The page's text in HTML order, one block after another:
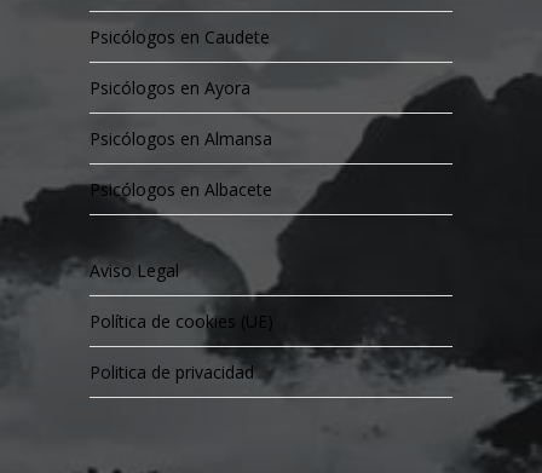
Psicólogos en Caudete
Psicólogos en Ayora
Psicólogos en Almansa
Psicólogos en Albacete
Aviso Legal
Política de cookies (UE)
Politica de privacidad